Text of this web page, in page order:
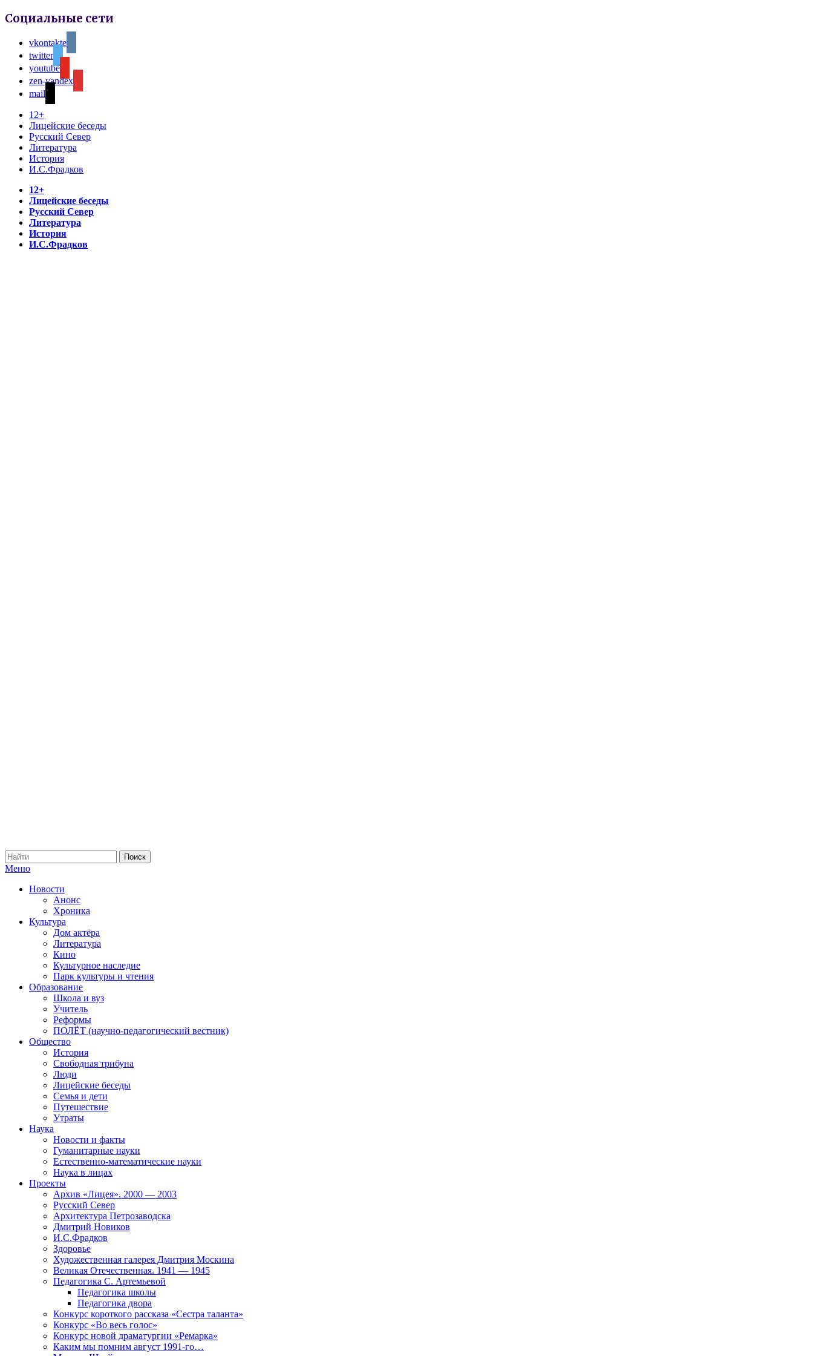
Социальные сети
vkontakte
twitter
youtube
zen-yandex
mail
12+
Лицейские беседы
Русский Север
Литература
История
И.С.Фрадков
12+
Лицейские беседы
Русский Север
Литература
История
И.С.Фрадков
Меню
Новости
Анонс
Хроника
Культура
Дом актёра
Литература
Кино
Культурное наследие
Парк культуры и чтения
Образование
Школа и вуз
Учитель
Реформы
ПОЛЁТ (научно-педагогический вестник)
Общество
История
Свободная трибуна
Люди
Лицейские беседы
Семья и дети
Путешествие
Утраты
Наука
Новости и факты
Гуманитарные науки
Естественно-математические науки
Наука в лицах
Проекты
Архив «Лицея». 2000 — 2003
Русский Север
Архитектура Петрозаводска
Дмитрий Новиков
И.С.Фрадков
Здоровье
Художественная галерея Дмитрия Москина
Великая Отечественная. 1941 — 1945
Педагогика С. Артемьевой
Педагогика школы
Педагогика двора
Конкурс короткого рассказа «Сестра таланта»
Конкурс «Во весь голос»
Конкурс новой драматургии «Ремарка»
Каким мы помним август 1991-го…